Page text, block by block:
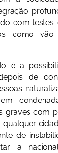
com testes
como
é a
de
graves com
qualquer
de
a